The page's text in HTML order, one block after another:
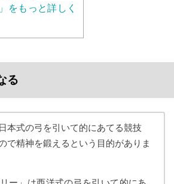
をもっと詳しく
る
本式の弓を引いて的にあてる競技
で精神を鍛えるという目的がありま